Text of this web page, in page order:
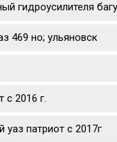
гидроусилителя багу
469 но; ульяновск
с 2016 г.
патриот с 2017г